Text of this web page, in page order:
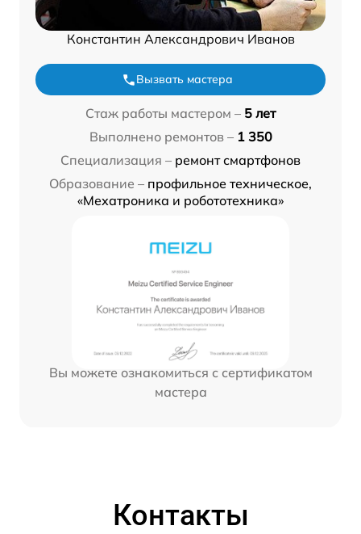
Константин Александрович Иванов
Вызвать мастера
Стаж работы мастером – 5 лет
Выполнено ремонтов – 1 350
Специализация – ремонт смартфонов
Образование – профильное техническое,
«Мехатроника и робототехника»
Вы можете ознакомиться с сертификатом
мастера
Контакты